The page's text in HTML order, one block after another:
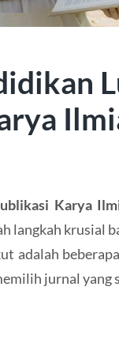
Karya
langkah krusial
adalah beberapa
jurnal yang